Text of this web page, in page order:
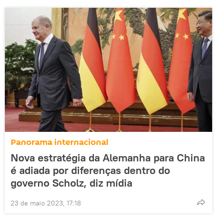
Panorama internacional
Nova estratégia da Alemanha para China
é adiada por diferenças dentro do
governo Scholz, diz mídia
23 de maio 2023, 17:18